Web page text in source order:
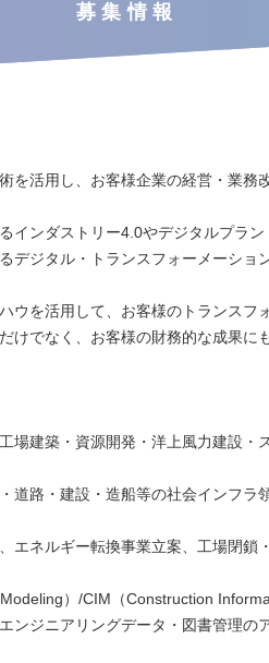
募集情報
を活用し、お客様企業の経営・業務
インダストリー4.0やデジタルプラ
デジタル・トランスフォーメーショ
ウを活用して、お客様のトランスフ
けでなく、お客様の財務的な成果に
場建築・資源開発・洋上風力建設・
道路・建設・造船等の社会インフラ
エネルギー転換事業立案、工場閉鎖
）/CIM（Construction
ンジニアリングデータ・図書管理の